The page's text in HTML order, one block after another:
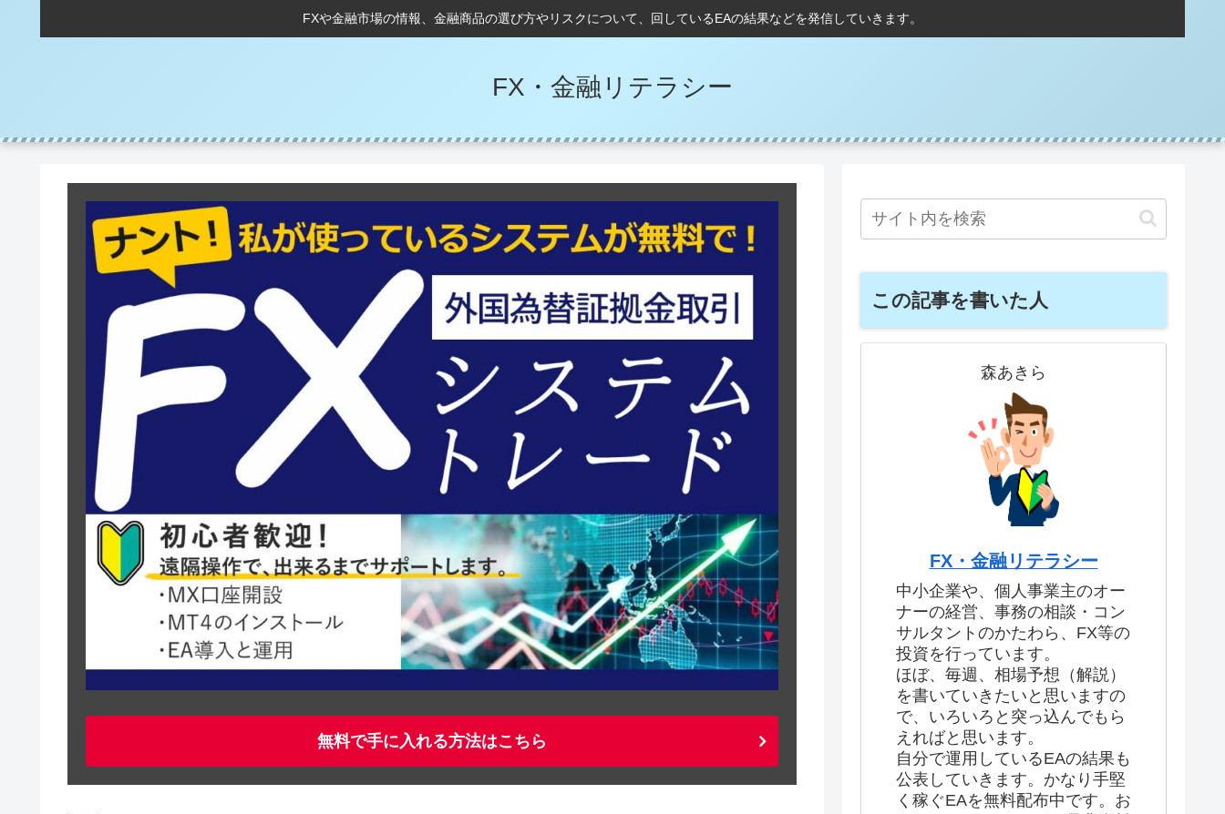
FXや金融市場の情報、金融商品の選び方やリスクについて、回しているEAの結果などを発信していきます。
FX・金融リテラシー
無料で手に入れる方法はこちら
この記事を書いた人
森あきら
FX・金融リテラシー
中小企業や、個人事業主のオー
ナーの経営、事務の相談・コン
サルタントのかたわら、FX等の
投資を行っています。
ほぼ、毎週、相場予想（解説）
を書いていきたいと思いますの
で、いろいろと突っ込んでもら
えればと思います。
自分で運用しているEAの結果も
公表していきます。かなり手堅
く稼ぐEAを無料配布中です。お